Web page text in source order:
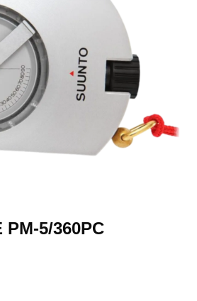
PM-5/360PC